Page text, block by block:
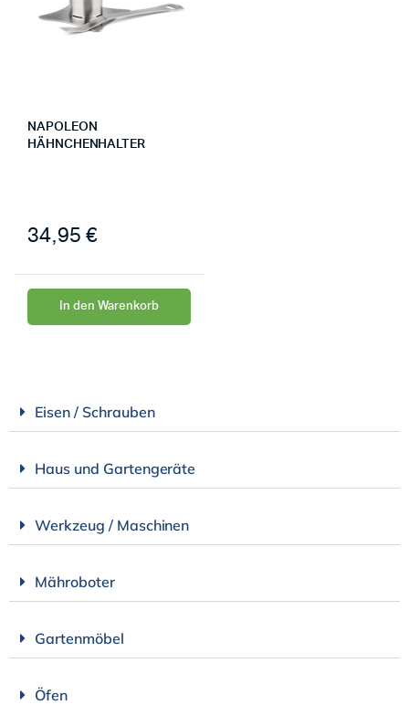
NAPOLEON
HÄHNCHENHALTER
34,95 €
In den Warenkorb
Eisen / Schrauben
Haus und Gartengeräte
Werkzeug / Maschinen
Mähroboter
Gartenmöbel
Öfen